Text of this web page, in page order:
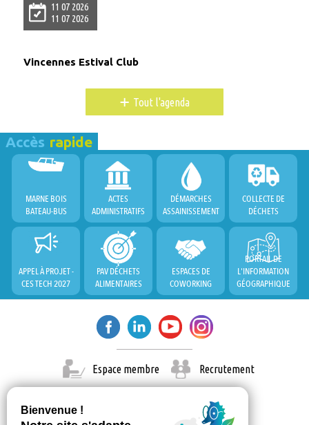
11 07 2026
11 07 2026
Vincennes Estival Club
+ Tout l'agenda
Accès rapide
MARNE BOIS
BATEAU-BUS
ACTES
ADMINISTRATIFS
DÉMARCHES
ASSAINISSEMENT
COLLECTE DE
DÉCHETS
APPEL À PROJET -
CES TECH 2027
PAV DÉCHETS
ALIMENTAIRES
ESPACES DE
COWORKING
PORTAIL DE
L'INFORMATION
GÉOGRAPHIQUE
Espace membre Recrutement